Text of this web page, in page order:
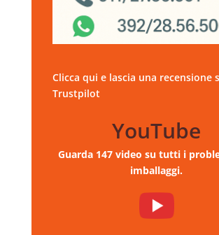
Clicca qui e lascia una recensione
Trustpilot
YouTube
Guarda 147 video su tutti i
imballaggi.